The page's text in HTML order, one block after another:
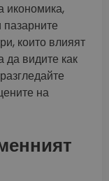
икономика,
пазарните
които влияят
да видите как
на